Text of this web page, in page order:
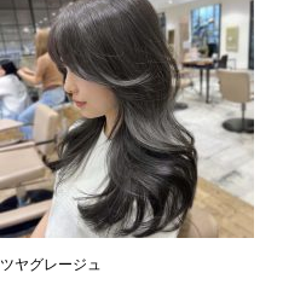
ツヤグレージュ